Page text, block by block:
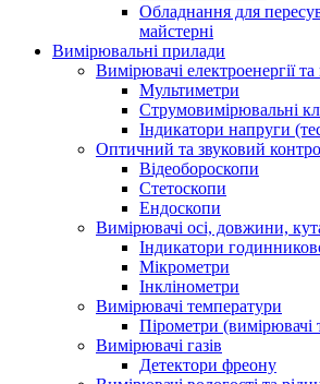
Обладнання для
майстерні
Вимірювальні прилади
Вимірювачі електроенергії
Мультиметри
Струмовимірювальні
Індикатори напруги
Оптичний та звуковий
Відеобороскопи
Стетоскопи
Ендоскопи
Вимірювачі осі, довжини,
Індикатори
Мікрометри
Інклінометри
Вимірювачі температури
Пірометри (вимірювачі
Вимірювачі газів
Детектори фреону